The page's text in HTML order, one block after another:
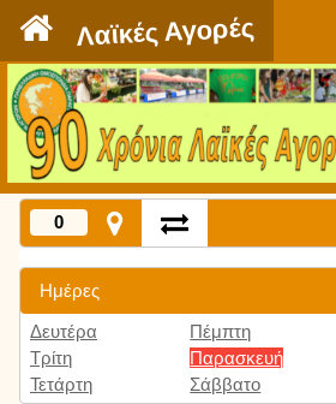
Λαϊκές Αγορές
0
Ημέρες
Δευτέρα
Τρίτη
Τετάρτη
Πέμπτη
Παρασκευή
Σάββατο